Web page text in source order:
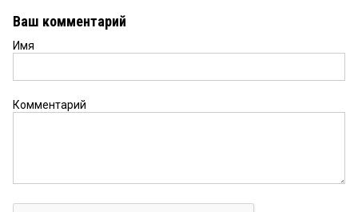
Ваш комментарий
Имя
Комментарий